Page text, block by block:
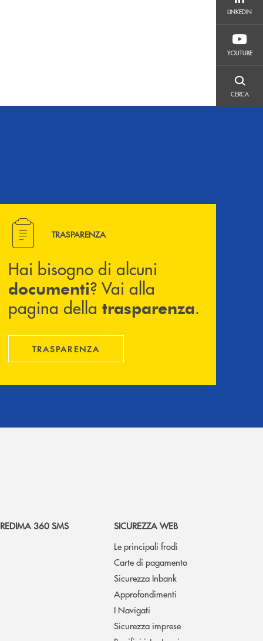
LINKEDIN
YOUTUBE
CERCA
Hai bisogno di alcuni documenti ? Vai alla pagina della
TRASPARENZA
Hai bisogno di alcuni
documenti? Vai alla
pagina della trasparenza.
TRASPARENZA
360 SMS
SICUREZZA WEB
Le principali frodi
Carte di pagamento
Sicurezza Inbank
Approfondimenti
I Navigati
Sicurezza imprese